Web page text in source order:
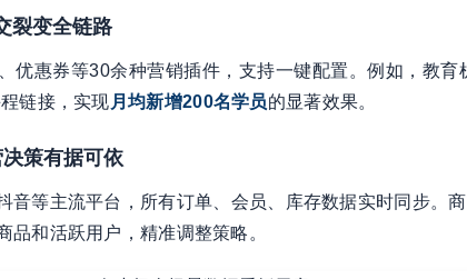
裂变全链路
优惠券等30余种营销插件，支持一键配置。例如，教育
链接，实现 月均新增200名学员的显著效果。
策有据可依
音等主流平台，所有订单、会员、库存数据实时同步。
品和活跃用户，精准调整策略。